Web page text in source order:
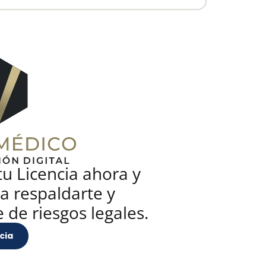
Licencia ahora y
respaldarte y
riesgos legales.